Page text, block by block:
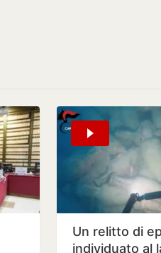
Un relitto di
individuato al